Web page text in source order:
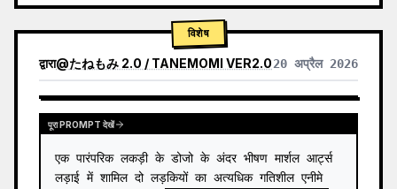
विशेष
द्वारा@たねもみ 2.0 / TANEMOMI VER2.020 अप्रैल 2026
पूरा PROMPT देखें
एक पारंपरिक लकड़ी के डोजो के अंदर भीषण मार्शल आर्ट्स
लड़ाई में शामिल दो लड़कियों का अत्यधिक गतिशील एनीमे